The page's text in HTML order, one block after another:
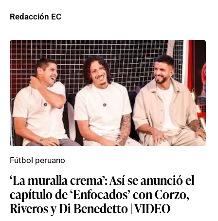
Redacción EC
‘La muralla crema’: Así se anunció el
capítulo de ‘Enfocados’ con Corzo,
Riveros y Di Benedetto | VIDEO
Fútbol peruano